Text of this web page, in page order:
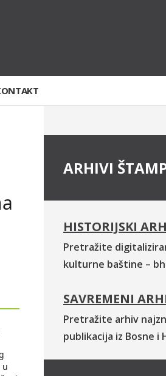
u
ARHIVI
HISTORIJSKI
Pretražite
kulturne baštine –
SAVREMENI
Pretražite arhiv
publikacija iz Bosne i